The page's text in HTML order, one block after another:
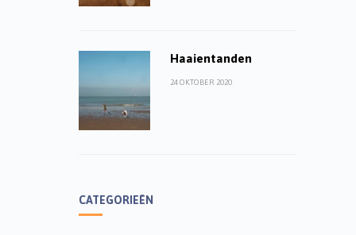
Haaientanden
24 OKTOBER 2020
CATEGORIEËN